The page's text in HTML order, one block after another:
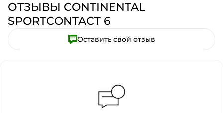
ОТЗЫВЫ CONTINENTAL
SPORTCONTACT 6
Оставить свой отзыв